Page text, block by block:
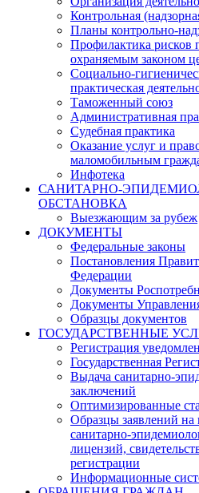
Контрольная
Планы контрольно-
Профилактика рисков
охраняемым законом
Социально-
практическая
Таможенный союз
Административная
Судебная практика
Оказание услуг и
маломобильным
Инфотека
САНИТАРНО-
ОБСТАНОВКА
Выезжающим за рубеж
ДОКУМЕНТЫ
Федеральные законы
Постановления
Федерации
Документы
Документы
Образцы документов
ГОСУДАРСТВЕННЫЕ
Регистрация
Государственная
Выдача санитарно-
заключений
Оптимизированные
Образцы заявлений
санитарно-
лицензий,
регистрации
Информационные